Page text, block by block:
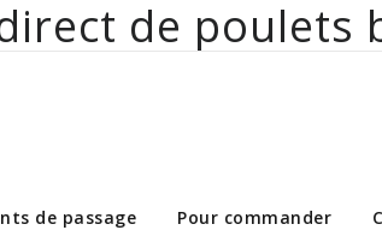
de poulets
bio aux particuliers et
de passage Pour commander